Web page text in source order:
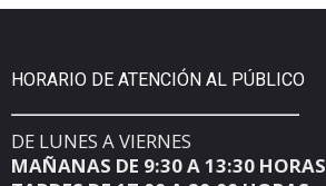
HORARIO DE ATENCIÓN AL PÚBLICO
DE LUNES A VIERNES
MAÑANAS DE 9:30 A 13:30 HORAS